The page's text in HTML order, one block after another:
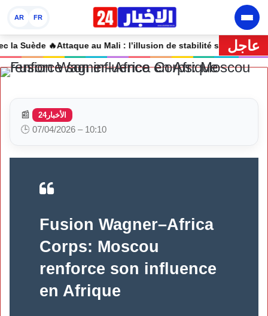
AR FR
عاجل 🔥 Attaque au Mali : l’illusion de stabilité s’effondre
📰 الأخبار24
🕒 07/04/2026 – 10:10
Fusion Wagner–Africa
Corps: Moscou
renforce son influence
en Afrique